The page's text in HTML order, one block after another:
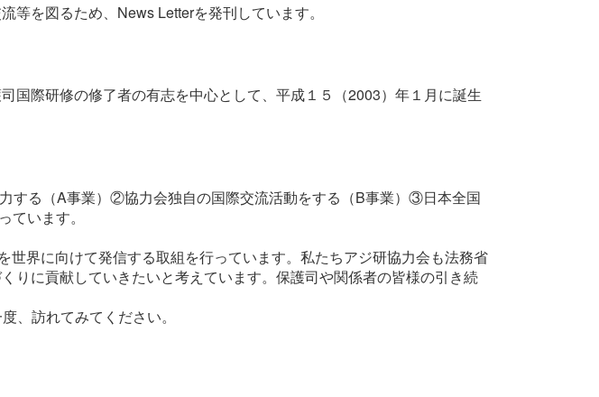
を図るため、News Letterを発刊しています。
際研修の修了者の有志を中心として、平成１５（2003）年１月に誕生
する（A事業）②協力会独自の国際交流活動をする（B事業）③日本全国
います。
界に向けて発信する取組を行っています。私たちアジ研協力会も法務省
りに貢献していきたいと考えています。保護司や関係者の皆様の引き続
、訪れてみてください。